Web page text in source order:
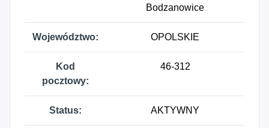
Bodzanowice
Województwo: OPOLSKIE
Kod
pocztowy:
46-312
Status: AKTYWNY